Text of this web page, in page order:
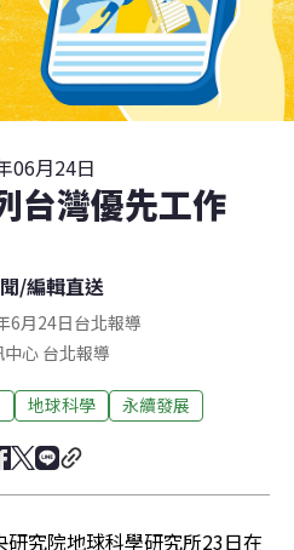
06月24日
台灣優先工作
/編輯直送
6月24日台北報導
心 台北報導
地球科學 永續發展
究院地球科學研究所23日在